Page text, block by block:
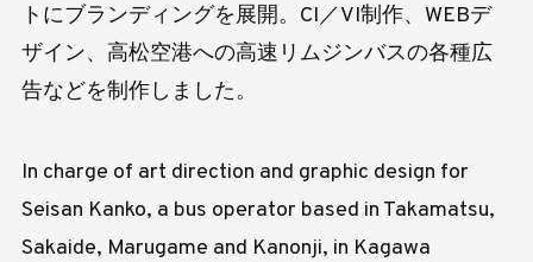
トにブランディングを展開。CI／VI制作、WEBデ
ザイン、高松空港への高速リムジンバスの各種広
告などを制作しました。
In charge of art direction and graphic design for
Seisan Kanko, a bus operator based in Takamatsu,
Sakaide, Marugame and Kanonji, in Kagawa